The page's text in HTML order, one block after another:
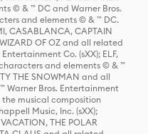
© & ™ DC and Warner Bros.
and elements © & ™ DC.
CASABLANCA, CAPTAIN
OF OZ and all related
Co. (sXX); ELF,
and elements © & ™
THE SNOWMAN and all
Warner Bros. Entertainment
the musical composition
Music, Inc. (sXX);
THE POLAR